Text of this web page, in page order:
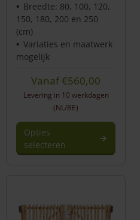
Breedte: 80, 100, 120,
150, 180, 200 en 250
(cm)
Variaties en maatwerk
mogelijk
Vanaf€560,00
Levering in 10 werkdagen
(NL/BE)
Opties
selecteren